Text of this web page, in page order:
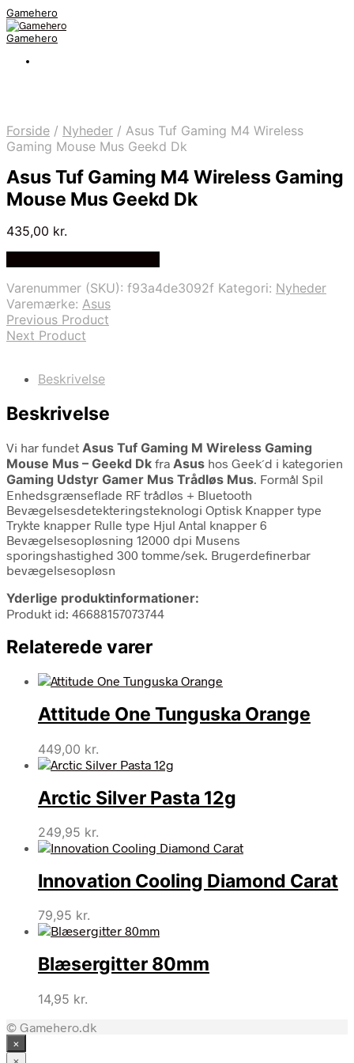
Gamehero
Gamehero
Forside / Nyheder / Asus Tuf Gaming M4 Wireless
Gaming Mouse Mus Geekd Dk
Asus Tuf Gaming M4 Wireless Gaming
Mouse Mus Geekd Dk
435,00 kr.
Varenummer (SKU): f93a4de3092f Kategori: Nyheder
Varemærke: Asus
Previous Product
Next Product
Beskrivelse
Beskrivelse
Vi har fundet Asus Tuf Gaming M Wireless Gaming
Mouse Mus – Geekd Dk fra Asus hos Geek´d i kategorien
Gaming Udstyr Gamer Mus Trådløs Mus. Formål Spil
Enhedsgrænseflade RF trådløs + Bluetooth
Bevægelsesdetekteringsteknologi Optisk Knapper type
Trykte knapper Rulle type Hjul Antal knapper 6
Bevægelsesopløsning 12000 dpi Musens
sporingshastighed 300 tomme/sek. Brugerdefinerbar
bevægelsesopløsn
Yderlige produktinformationer:
Produkt id: 46688157073744
Relaterede varer
Attitude One Tunguska Orange
449,00 kr.
Arctic Silver Pasta 12g
249,95 kr.
Innovation Cooling Diamond Carat
79,95 kr.
Blæsergitter 80mm
14,95 kr.
© Gamehero.dk
×
×